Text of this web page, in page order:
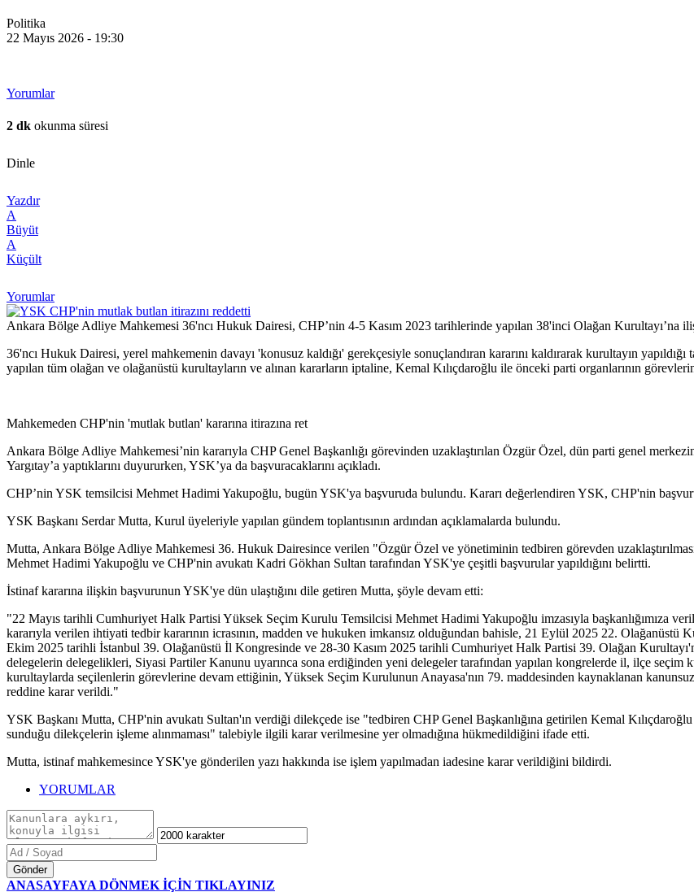
Politika
22 Mayıs 2026 - 19:30
Yorumlar
2 dk okunma süresi
Dinle
Yazdır
A
Büyüt
A
Küçült
Yorumlar
Ankara Bölge Adliye Mahkemesi 36'ncı Hukuk Dairesi, CHP’nin 4-5 Kasım 2023 tarihlerinde yapılan 38'inci Olağan Kurultayı’na
36'ncı Hukuk Dairesi, yerel mahkemenin davayı 'konusuz kaldığı' gerekçesiyle sonuçlandıran kararını kaldırarak kurultayın
yapılan tüm olağan ve olağanüstü kurultayların ve alınan kararların iptaline, Kemal Kılıçdaroğlu ile önceki parti organlarının
Mahkemeden CHP'nin 'mutlak butlan' kararına itirazına ret
Ankara Bölge Adliye Mahkemesi’nin kararıyla CHP Genel Başkanlığı görevinden uzaklaştırılan Özgür Özel, dün parti genel
Yargıtay’a yaptıklarını duyururken, YSK’ya da başvuracaklarını açıkladı.
CHP’nin YSK temsilcisi Mehmet Hadimi Yakupoğlu, bugün YSK'ya başvuruda bulundu. Kararı değerlendiren YSK, CHP'nin
YSK Başkanı Serdar Mutta, Kurul üyeleriyle yapılan gündem toplantısının ardından açıklamalarda bulundu.
Mutta, Ankara Bölge Adliye Mahkemesi 36. Hukuk Dairesince verilen "Özgür Özel ve yönetiminin tedbiren görevden
Mehmet Hadimi Yakupoğlu ve CHP'nin avukatı Kadri Gökhan Sultan tarafından YSK'ye çeşitli başvurular yapıldığını belirtti.
İstinaf kararına ilişkin başvurunun YSK'ye dün ulaştığını dile getiren Mutta, şöyle devam etti:
"22 Mayıs tarihli Cumhuriyet Halk Partisi Yüksek Seçim Kurulu Temsilcisi Mehmet Hadimi Yakupoğlu imzasıyla başkanlığımıza
kararıyla verilen ihtiyati tedbir kararının icrasının, madden ve hukuken imkansız olduğundan bahisle, 21 Eylül 2025 22.
Ekim 2025 tarihli İstanbul 39. Olağanüstü İl Kongresinde ve 28-30 Kasım 2025 tarihli Cumhuriyet Halk Partisi 39. Olağan
delegelerin delegelikleri, Siyasi Partiler Kanunu uyarınca sona erdiğinden yeni delegeler tarafından yapılan kongrelerde il, ilçe seçim
kurultaylarda seçilenlerin görevlerine devam ettiğinin, Yüksek Seçim Kurulunun Anayasa'nın 79. maddesinden kaynaklanan
reddine karar verildi."
YSK Başkanı Mutta, CHP'nin avukatı Sultan'ın verdiği dilekçede ise "tedbiren CHP Genel Başkanlığına getirilen Kemal
sunduğu dilekçelerin işleme alınmaması" talebiyle ilgili karar verilmesine yer olmadığına hükmedildiğini ifade etti.
Mutta, istinaf mahkemesince YSK'ye gönderilen yazı hakkında ise işlem yapılmadan iadesine karar verildiğini bildirdi.
YORUMLAR
Gönder
ANASAYFAYA DÖNMEK İÇİN TIKLAYINIZ